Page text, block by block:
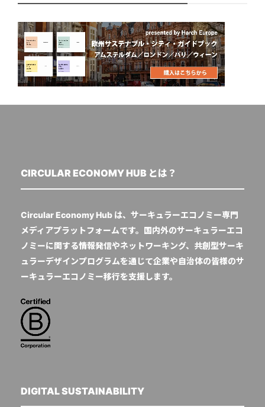
CIRCULAR ECONOMY HUB とは？
Circular Economy Hub は、サーキュラーエコノミー専門
メディアプラットフォームです。国内外のサーキュラーエコ
ノミーに関する情報発信やネットワーキング、共創型サーキ
ュラーデザインプログラムを通じて企業や自治体の皆様のサ
ーキュラーエコノミー移行を支援します。
DIGITAL SUSTAINABILITY